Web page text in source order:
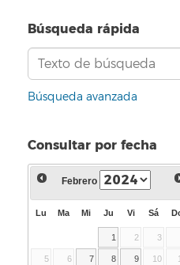
Búsqueda rápida
Búsqueda avanzada
Consultar por fecha
Febrero
Lu Ma Mi Ju Vi Sá
1 2 3
5 6 7 8 9 10